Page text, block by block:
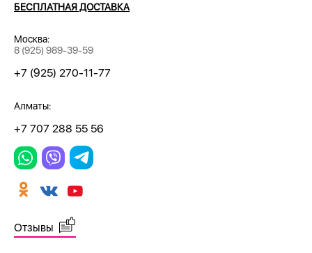
БЕСПЛАТНАЯ ДОСТАВКА
Москва:
8 (925) 989-39-59
+7 (925) 270-11-77
Алматы:
+7 707 288 55 56
Отзывы